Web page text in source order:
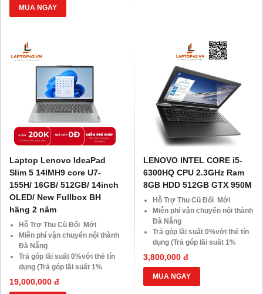
SSD
Giảm giá trực tiếp đối với
Giá 500.000đ
Website:
MUA NGAY
Laptop Lenovo IdeaPad
Slim 5 14IMH9 core U7-
155H/ 16GB/ 512GB/ 14inch
OLED/ New Fullbox BH
hãng 2 năm
Hỗ Trợ Thu Cũ Đổi Mới
Miễn phí vận chuyển nội thành
Đà Nẵng
Trả góp lãi suất 0%với thẻ tín
dụng (Trả góp lãi suất 1%
HDsaison - chỉ cần CMND
BLX hoặc hộ khẩu gốc )
19,000,000 đ
LENOVO INTEL CORE i5-
6300HQ CPU 2.3GHz Ram
8GB HDD 512GB GTX 950M
Hỗ Trợ Thu Cũ Đổi Mới
Miễn phí vận chuyển nội thành
Đà Nẵng
Trả góp lãi suất 0%với thẻ tín
dụng (Trả góp lãi suất 1%
HDsaison - chỉ cần CMND
BLX hoặc hộ khẩu gốc )
Giảm 20%khi nâng cấp Ram-
SSD
3,800,000 đ
MUA NGAY